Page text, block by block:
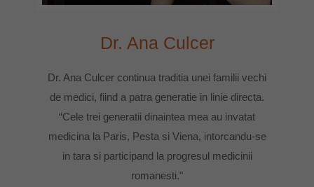
Dr. Ana Culcer
Dr. Ana Culcer continua traditia unei familii vechi
de medici, fiind a patra generatie in linie directa.
“Cele trei generatii dinaintea mea au invatat
medicina la Paris, Pesta si Viena, intorcandu-se
in tara si participand la progresul medicinii
romanesti."